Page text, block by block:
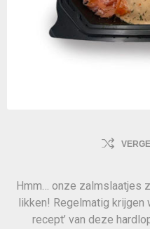
Hmm… onze zalmslaatjes
likken! Regelmatig krijgen
recept’ van deze